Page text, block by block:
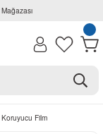
Film